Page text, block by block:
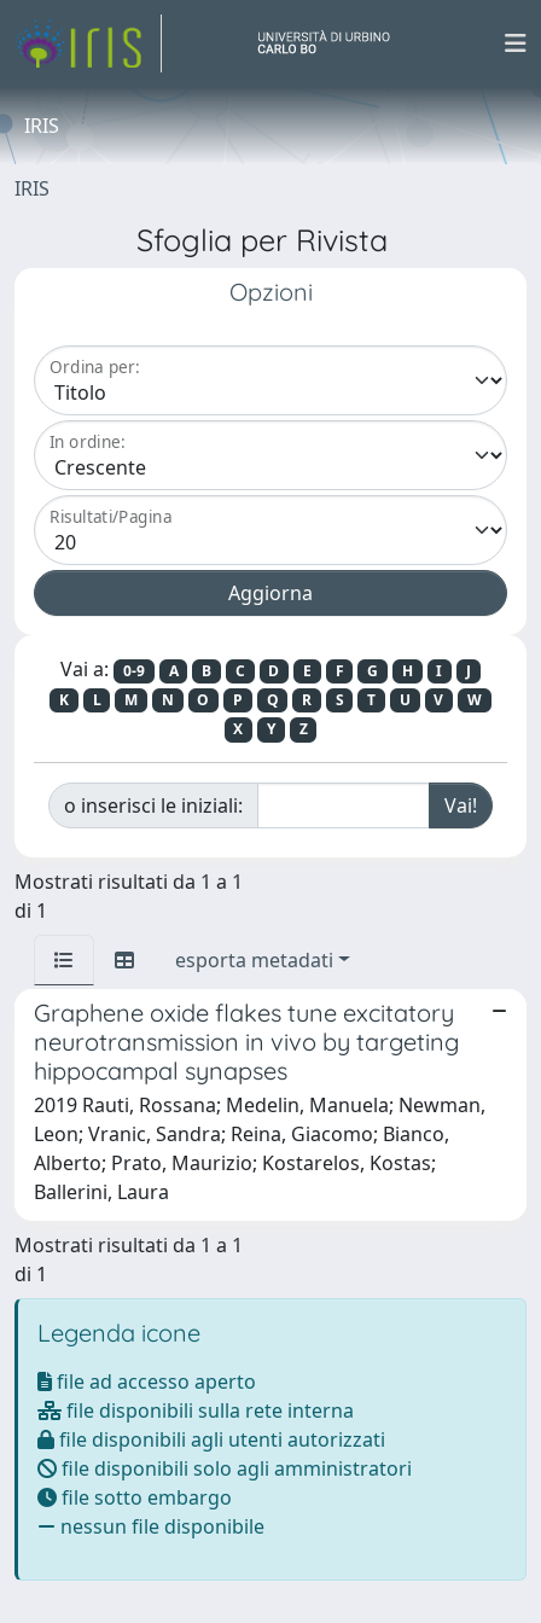
IRIS
IRIS
Sfoglia per Rivista
Opzioni
Ordina per:
In ordine:
Risultati/Pagina
Vai a: 0-9 A B C D E F G H I
J
K
L M N O P Q R S T U V
W
X
Y Z
o inserisci le iniziali:
Mostrati risultati da 1 a 1
di 1
esporta metadati
Graphene oxide flakes tune excitatory
neurotransmission in vivo by targeting
hippocampal synapses
2019 Rauti, Rossana; Medelin, Manuela; Newman,
Leon; Vranic, Sandra; Reina, Giacomo; Bianco,
Alberto; Prato, Maurizio; Kostarelos, Kostas;
Ballerini, Laura
Mostrati risultati da 1 a 1
di 1
Legenda icone
file ad accesso aperto
file disponibili sulla rete interna
file disponibili agli utenti autorizzati
file disponibili solo agli amministratori
file sotto embargo
nessun file disponibile